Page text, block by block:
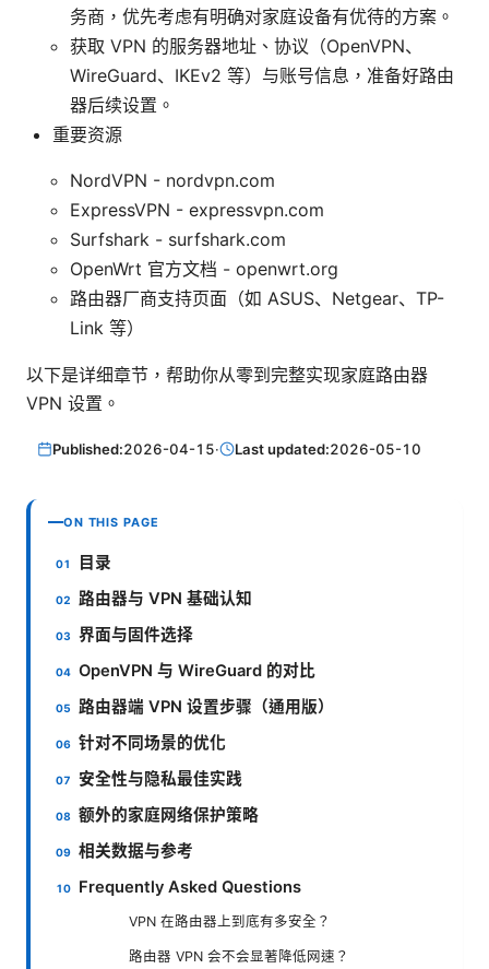
务商，优先考虑有明确对家庭设备有优待的方案。
获取 VPN 的服务器地址、协议（OpenVPN、
WireGuard、IKEv2 等）与账号信息，准备好路由
器后续设置。
重要资源
NordVPN - nordvpn.com
ExpressVPN - expressvpn.com
Surfshark - surfshark.com
OpenWrt 官方文档 - openwrt.org
路由器厂商支持页面（如 ASUS、Netgear、TP-
Link 等）
以下是详细章节，帮助你从零到完整实现家庭路由器
VPN 设置。
Published:2026-04-15· Last updated:2026-05-10
ON THIS PAGE
目录
路由器与 VPN 基础认知
界面与固件选择
OpenVPN 与 WireGuard 的对比
路由器端 VPN 设置步骤（通用版）
针对不同场景的优化
安全性与隐私最佳实践
额外的家庭网络保护策略
相关数据与参考
Frequently Asked Questions
VPN 在路由器上到底有多安全？
路由器 VPN 会不会显著降低网速？